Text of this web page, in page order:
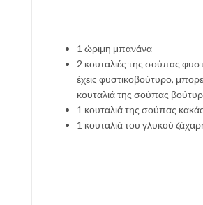
1 ώριμη μπανάνα
2 κουταλιές της σούπας
έχεις φυστικοβούτυρο,
κουταλιά της σούπας
1 κουταλιά της σούπας
1 κουταλιά του γλυκού